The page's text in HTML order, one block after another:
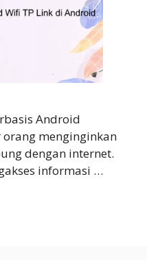
Android
menginginkan
dengan internet.
informasi …